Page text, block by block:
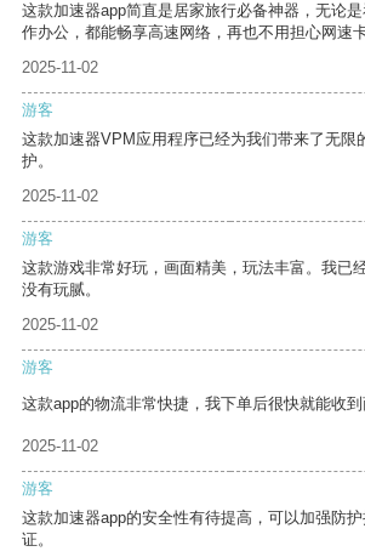
这款加速器app简直是居家旅行必备神器，无论
作办公，都能畅享高速网络，再也不用担心网速卡
2025-11-02
游客
这款加速器VPM应用程序已经为我们带来了无限
护。
2025-11-02
游客
这款游戏非常好玩，画面精美，玩法丰富。我已
没有玩腻。
2025-11-02
游客
这款app的物流非常快捷，我下单后很快就能收到
2025-11-02
游客
这款加速器app的安全性有待提高，可以加强防
证。